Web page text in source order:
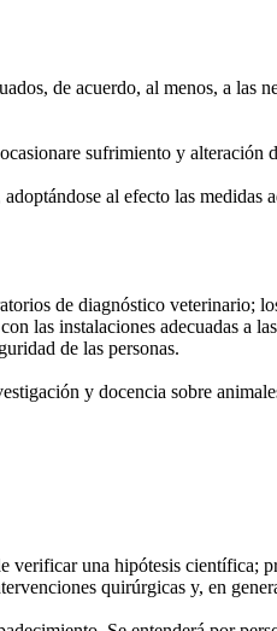
de acuerdo, al menos, a las
sufrimiento y alteración
al efecto las medidas
de diagnóstico veterinario;
las instalaciones adecuadas a
de las personas.
y docencia sobre
verificar una hipótesis científica;
quirúrgicas y, en